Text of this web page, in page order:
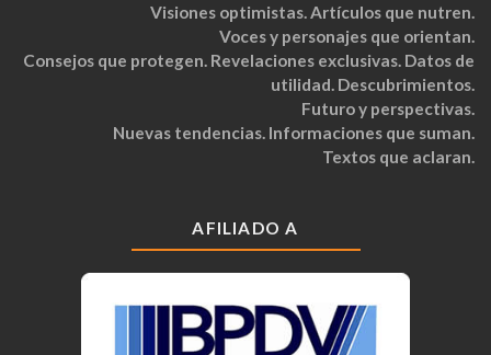
Visiones optimistas. Artículos que nutren.
Voces y personajes que orientan.
Consejos que protegen. Revelaciones exclusivas. Datos de
utilidad. Descubrimientos.
Futuro y perspectivas.
Nuevas tendencias. Informaciones que suman.
Textos que aclaran.
AFILIADO A